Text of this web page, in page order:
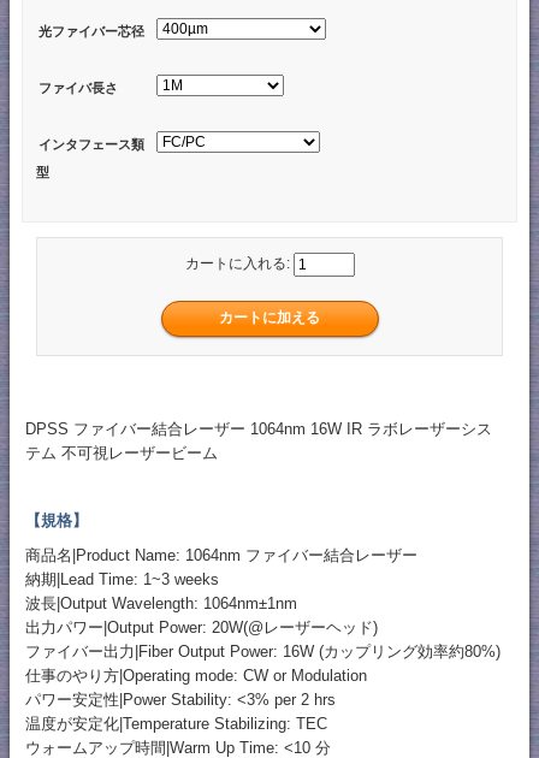
光ファイバー芯径
ファイバ長さ
インタフェース類
型
カートに入れる:
DPSS ファイバー結合レーザー 1064nm 16W IR ラボレーザーシス
テム 不可視レーザービーム
【規格】
商品名|Product Name: 1064nm ファイバー結合レーザー
納期|Lead Time: 1~3 weeks
波長|Output Wavelength: 1064nm±1nm
出力パワー|Output Power: 20W(@レーザーヘッド)
ファイバー出力|Fiber Output Power: 16W (カップリング効率約80%)
仕事のやり方|Operating mode: CW or Modulation
パワー安定性|Power Stability: <3% per 2 hrs
温度が安定化|Temperature Stabilizing: TEC
ウォームアップ時間|Warm Up Time: <10 分